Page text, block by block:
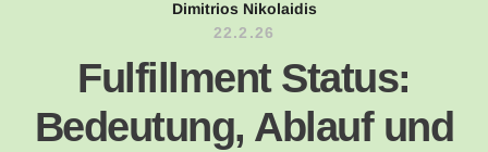
Dimitrios Nikolaidis
22.2.26
Fulfillment Status:
Bedeutung, Ablauf und